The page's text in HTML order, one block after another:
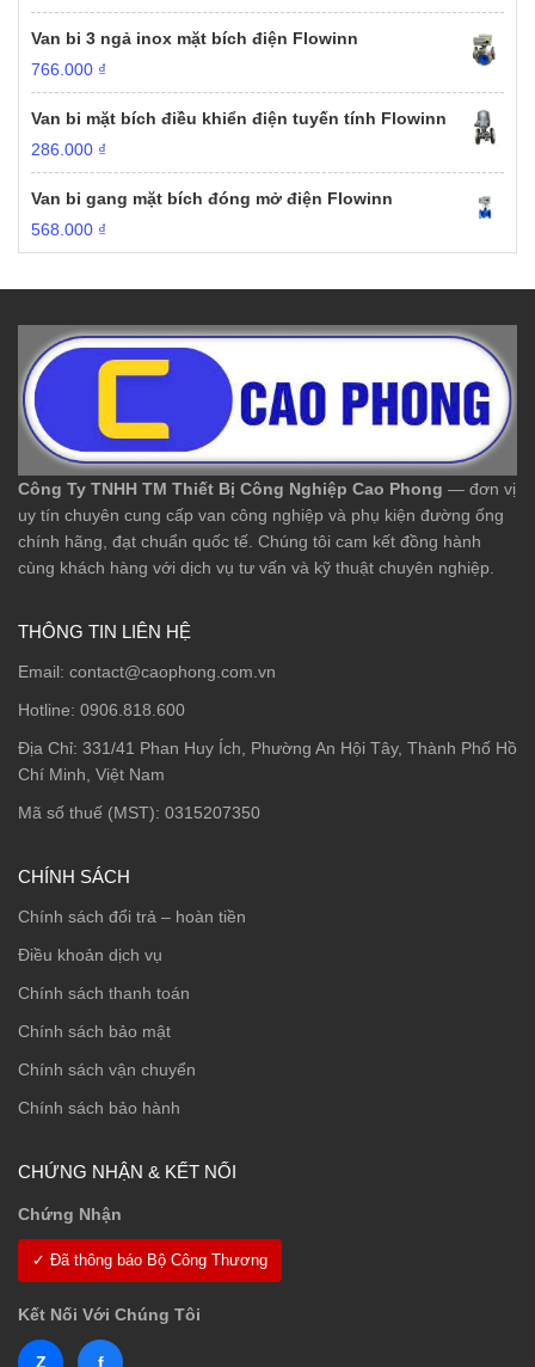
Van bi 3 ngả inox mặt bích điện Flowinn
766.000 ₫
Van bi mặt bích điều khiển điện tuyến tính Flowinn
286.000 ₫
Van bi gang mặt bích đóng mở điện Flowinn
568.000 ₫
Công Ty TNHH TM Thiết Bị Công Nghiệp Cao Phong — đơn vị
uy tín chuyên cung cấp van công nghiệp và phụ kiện đường ống
chính hãng, đạt chuẩn quốc tế. Chúng tôi cam kết đồng hành
cùng khách hàng với dịch vụ tư vấn và kỹ thuật chuyên nghiệp.
THÔNG TIN LIÊN HỆ
Email: contact@caophong.com.vn
Hotline: 0906.818.600
Địa Chỉ: 331/41 Phan Huy Ích, Phường An Hội Tây, Thành Phố Hồ
Chí Minh, Việt Nam
Mã số thuế (MST): 0315207350
CHÍNH SÁCH
Chính sách đổi trả – hoàn tiền
Điều khoản dịch vụ
Chính sách thanh toán
Chính sách bảo mật
Chính sách vận chuyển
Chính sách bảo hành
CHỨNG NHẬN & KẾT NỐI
Chứng Nhận
✓ Đã thông báo Bộ Công Thương
Kết Nối Với Chúng Tôi
Z f